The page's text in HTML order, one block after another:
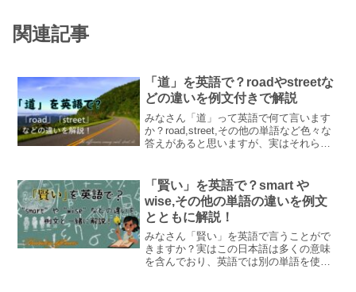
関連記事
「道」を英語で？roadやstreetな
どの違いを例文付きで解説
みなさん「道」って英語で何て言います
か？road,street,その他の単語など色々な
答えがあると思いますが、実はそれらに
とともにわかりやすく解説しています♪
「賢い」を英語で？smart や
wise,その他の単語の違いを例文
とともに解説！
みなさん「賢い」を英語で言うことがで
きますか？実はこの日本語は多くの意味
を含んでおり、英語では別の単語を使っ